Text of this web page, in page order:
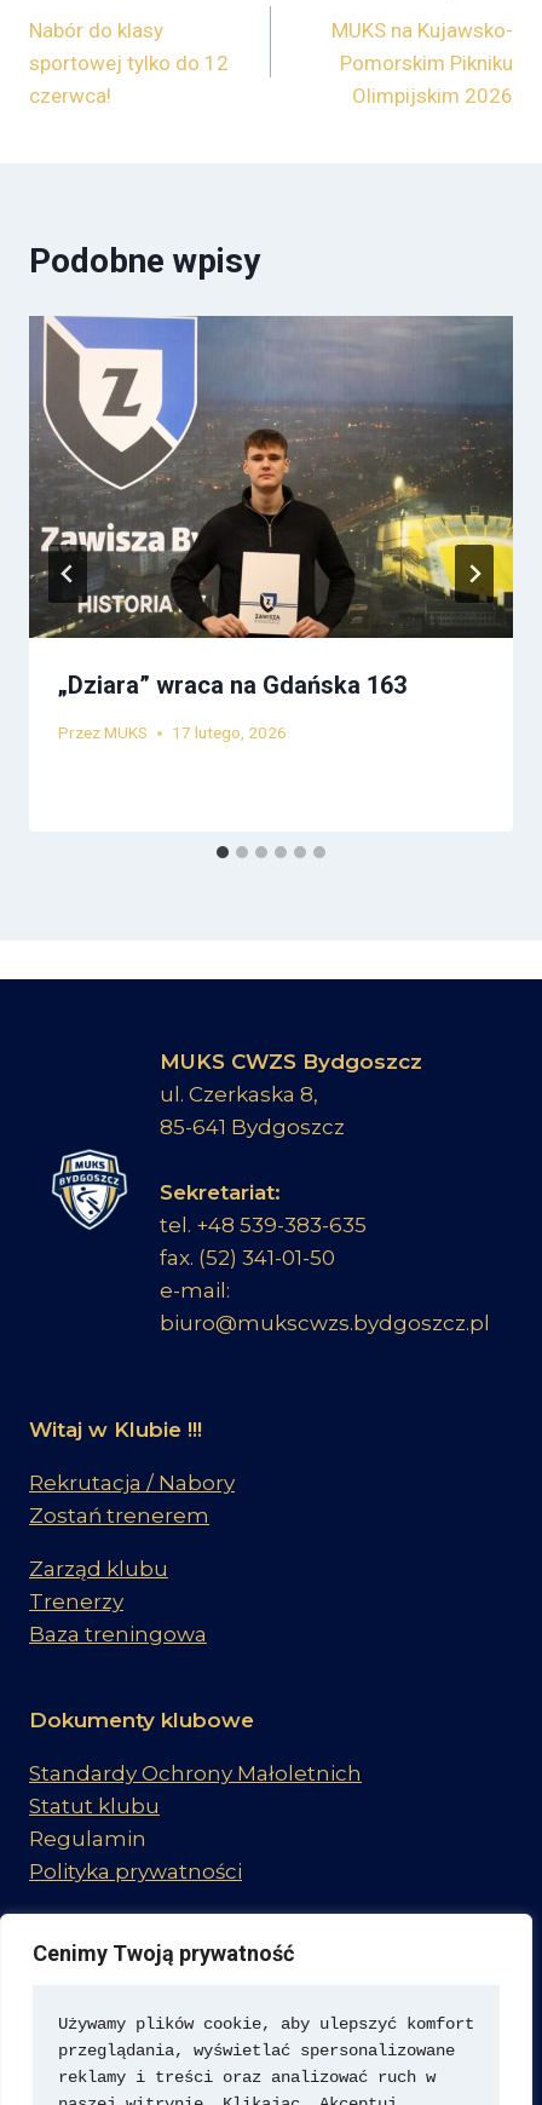
Cenimy Twoją prywatność
Używamy plików cookie, aby ulepszyć komfort
przeglądania, wyświetlać spersonalizowane
reklamy i treści oraz analizować ruch w
Nabór do klasy
sportowej tylko do 12
czerwca!
MUKS na Kujawsko-
Pomorskim Pikniku
Olimpijskim 2026
Podobne wpisy
„Dziara” wraca na Gdańska 163
PrzezMUKS 17 lutego, 2026
MUKS CWZS Bydgoszcz
ul. Czerkaska 8,
85-641 Bydgoszcz
Sekretariat:
tel. +48 539-383-635
fax. (52) 341-01-50
e-mail:
biuro@mukscwzs.bydgoszcz.pl
Witaj w Klubie !!!
Rekrutacja / Nabory
Zostań trenerem
Zarząd klubu
Trenerzy
Baza treningowa
Dokumenty klubowe
Standardy Ochrony Małoletnich
Statut klubu
Regulamin
Polityka prywatności
Dołącz do nas